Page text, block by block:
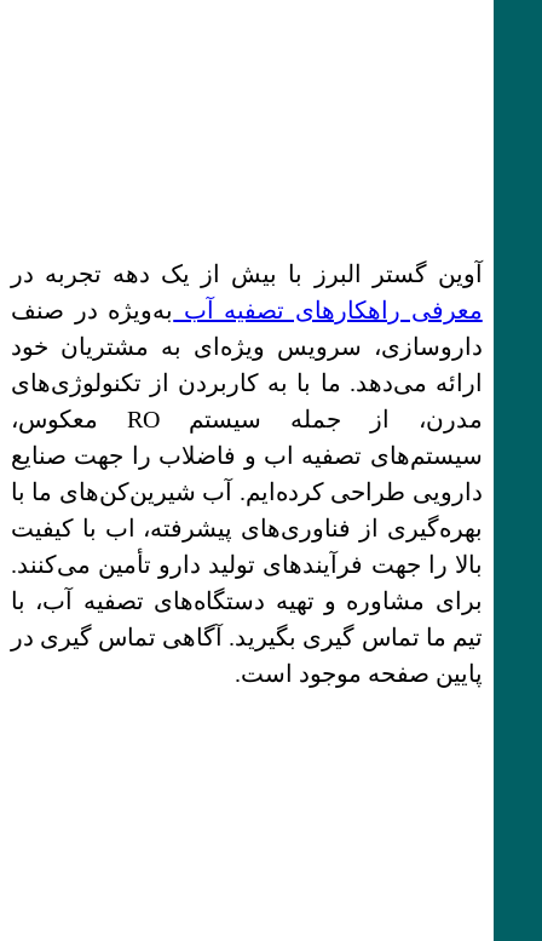
آوین گستر البرز با بیش از یک دهه تجربه در
معرفی راهکارهای تصفیه آب به‌ویژه در صنف
داروسازی، سرویس ویژه‌ای به مشتریان خود
ارائه می‌دهد. ما با به کاربردن از تکنولوژی‌های
مدرن، از جمله سیستم RO معکوس،
سیستم‌های تصفیه اب و فاضلاب را جهت صنایع
دارویی طراحی کرده‌ایم. آب شیرین‌کن‌های ما با
بهره‌گیری از فناوری‌های پیشرفته، اب با کیفیت
بالا را جهت فرآیندهای تولید دارو تأمین می‌کنند.
برای مشاوره و تهیه دستگاه‌های تصفیه آب، با
تیم ما تماس‌ گیری بگیرید. آگاهی تماس‌ گیری در
پایین صفحه موجود است.